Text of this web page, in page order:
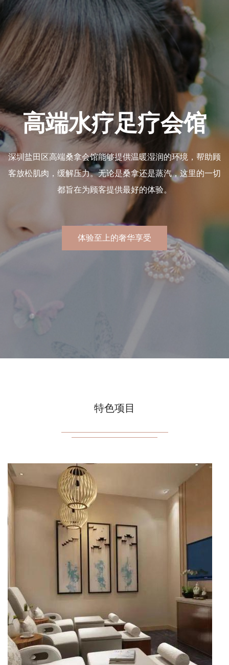
身心、
拿养生
高端水疗足疗会
深圳盐田区高端桑拿会馆能够提供温暖湿润的环境
客放松肌肉，缓解压力。无论是桑拿还是蒸汽，这
都旨在为顾客提供最好的体验。
体验至上的奢华享受
特色项目